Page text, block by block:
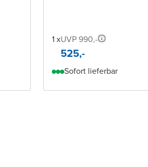
1 xUVP 990,-
525,-
Sofort lieferbar